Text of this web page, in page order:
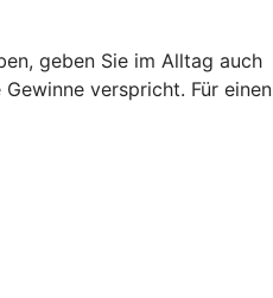
geben Sie im Alltag auch
verspricht. Für einen